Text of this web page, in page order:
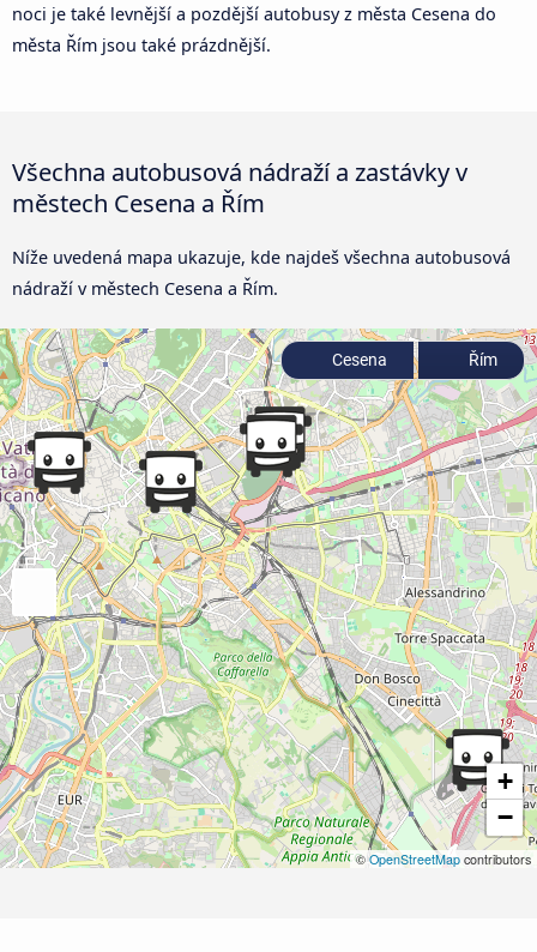
noci je také levnější a pozdější autobusy z města Cesena do
města Řím jsou také prázdnější.
Všechna autobusová nádraží a zastávky v
městech Cesena a Řím
Níže uvedená mapa ukazuje, kde najdeš všechna autobusová
nádraží v městech Cesena a Řím.
+
−
©OpenStreetMap contributors
Cesena Řím